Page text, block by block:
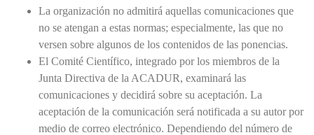
La organización no admitirá aquellas comunicaciones que
no se atengan a estas normas; especialmente, las que no
versen sobre algunos de los contenidos de las ponencias.
El Comité Científico, integrado por los miembros de la
Junta Directiva de la ACADUR, examinará las
comunicaciones y decidirá sobre su aceptación. La
aceptación de la comunicación será notificada a su autor por
medio de correo electrónico. Dependiendo del número de